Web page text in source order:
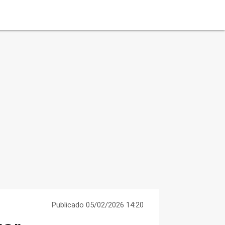
Publicado 05/02/2026 14:20